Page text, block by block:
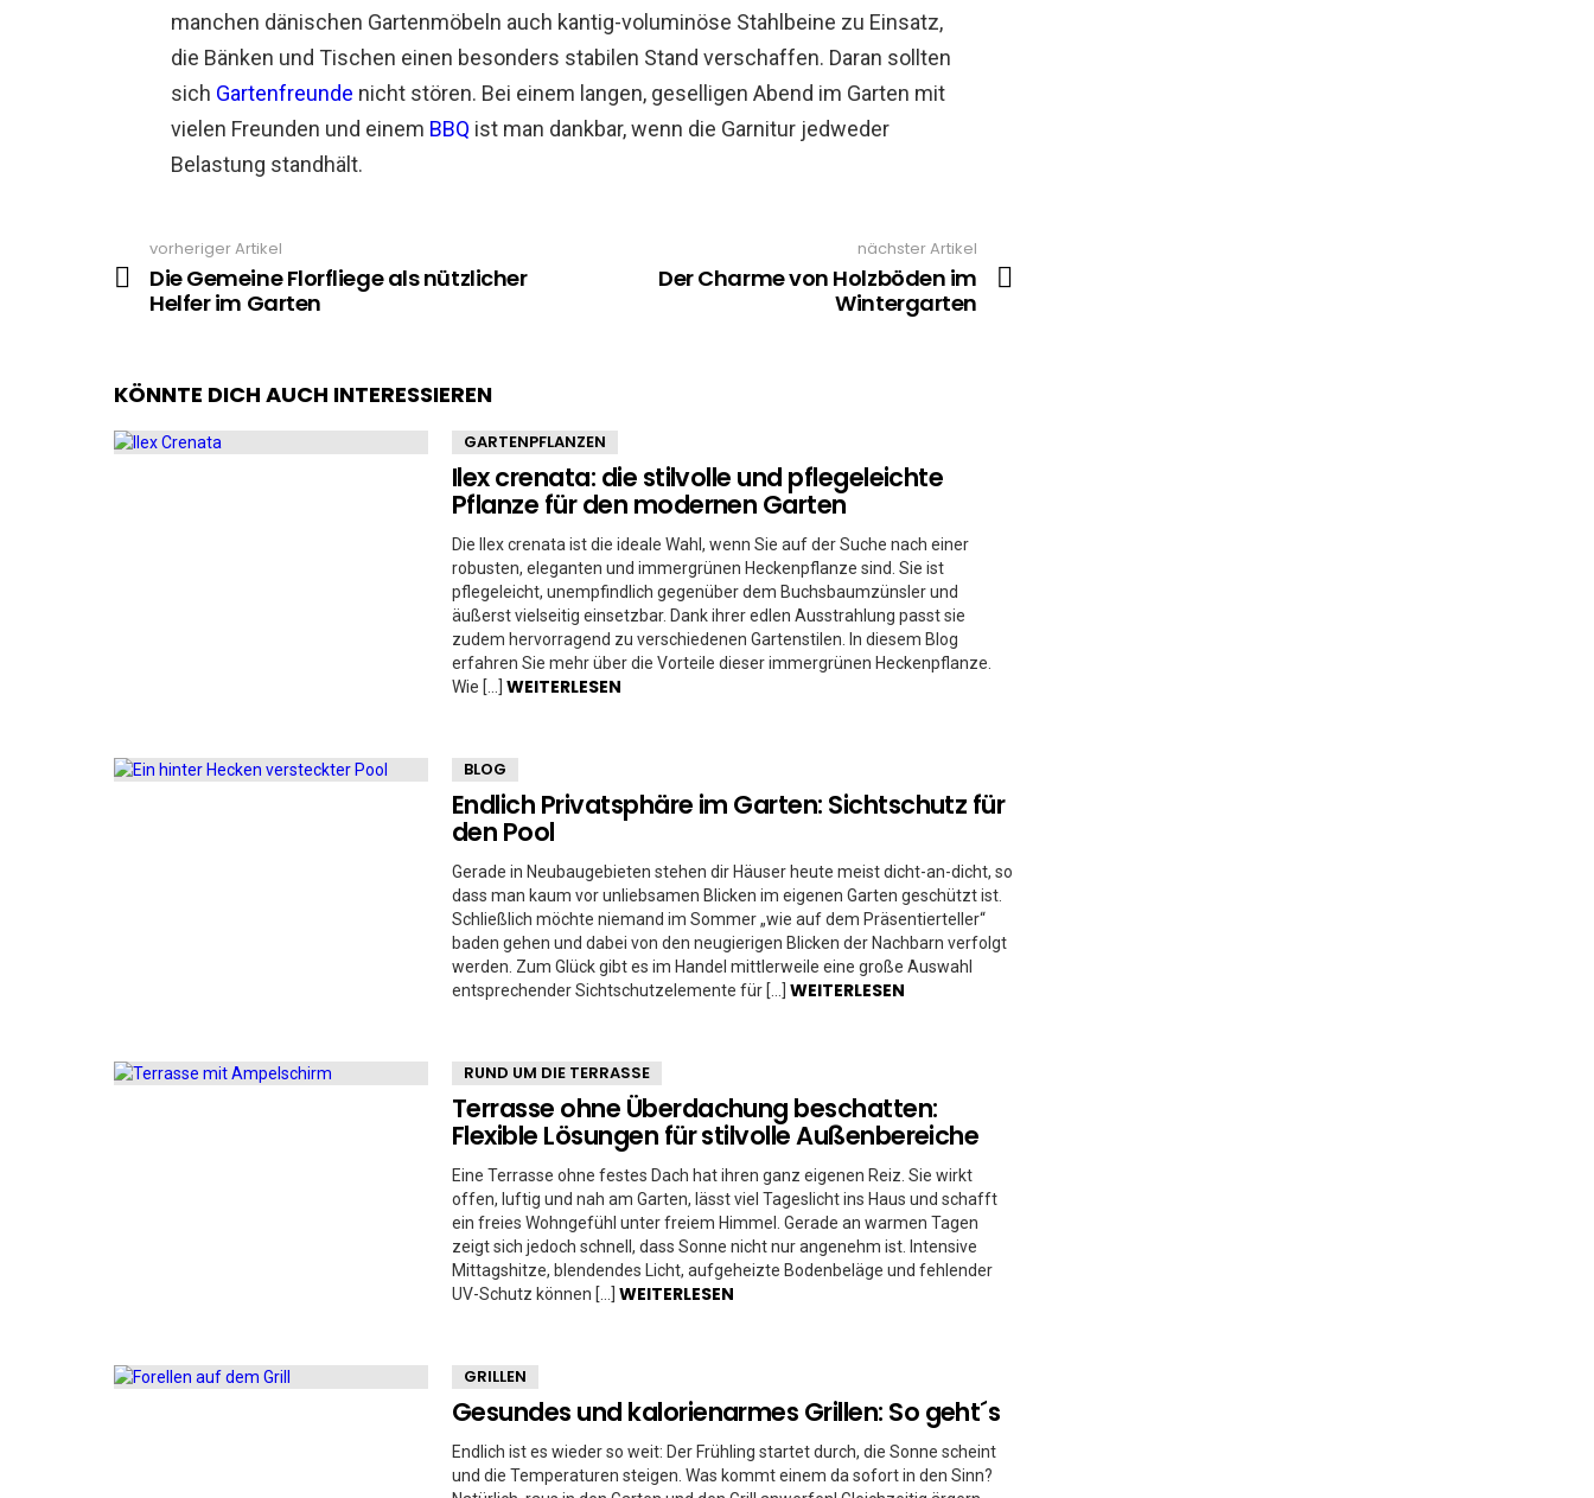
manchen dänischen Gartenmöbeln auch kantig-voluminöse Stahlbeine zu Einsatz,
die Bänken und Tischen einen besonders stabilen Stand verschaffen. Daran sollten
sich Gartenfreunde nicht stören. Bei einem langen, geselligen Abend im Garten mit
vielen Freunden und einem BBQ ist man dankbar, wenn die Garnitur jedweder
Belastung standhält.
more
vorheriger Artikel
Die Gemeine Florfliege als nützlicher
Helfer im Garten
nächster Artikel
Der Charme von Holzböden im
Wintergarten
KÖNNTE DICH AUCH INTERESSIEREN
GARTENPFLANZEN
Ilex crenata: die stilvolle und pflegeleichte
Pflanze für den modernen Garten
Die Ilex crenata ist die ideale Wahl, wenn Sie auf der Suche nach einer
robusten, eleganten und immergrünen Heckenpflanze sind. Sie ist
pflegeleicht, unempfindlich gegenüber dem Buchsbaumzünsler und
äußerst vielseitig einsetzbar. Dank ihrer edlen Ausstrahlung passt sie
zudem hervorragend zu verschiedenen Gartenstilen. In diesem Blog
erfahren Sie mehr über die Vorteile dieser immergrünen Heckenpflanze.
Wie […] WEITERLESEN
BLOG
Endlich Privatsphäre im Garten: Sichtschutz für
den Pool
Gerade in Neubaugebieten stehen dir Häuser heute meist dicht-an-dicht, so
dass man kaum vor unliebsamen Blicken im eigenen Garten geschützt ist.
Schließlich möchte niemand im Sommer „wie auf dem Präsentierteller“
baden gehen und dabei von den neugierigen Blicken der Nachbarn verfolgt
werden. Zum Glück gibt es im Handel mittlerweile eine große Auswahl
entsprechender Sichtschutzelemente für […] WEITERLESEN
RUND UM DIE TERRASSE
Terrasse ohne Überdachung beschatten:
Flexible Lösungen für stilvolle Außenbereiche
Eine Terrasse ohne festes Dach hat ihren ganz eigenen Reiz. Sie wirkt
offen, luftig und nah am Garten, lässt viel Tageslicht ins Haus und schafft
ein freies Wohngefühl unter freiem Himmel. Gerade an warmen Tagen
zeigt sich jedoch schnell, dass Sonne nicht nur angenehm ist. Intensive
Mittagshitze, blendendes Licht, aufgeheizte Bodenbeläge und fehlender
UV-Schutz können […] WEITERLESEN
GRILLEN
Gesundes und kalorienarmes Grillen: So geht´s
Endlich ist es wieder so weit: Der Frühling startet durch, die Sonne scheint
und die Temperaturen steigen. Was kommt einem da sofort in den Sinn?